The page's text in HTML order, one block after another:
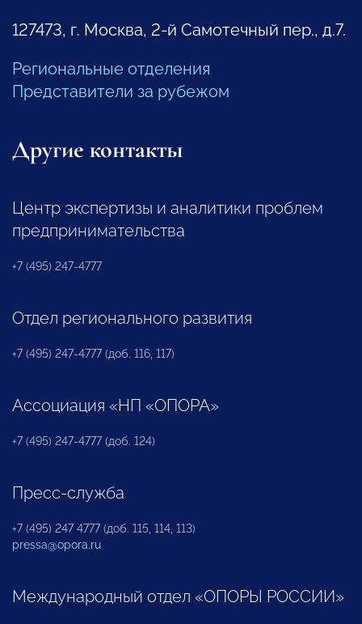
127473, г. Москва, 2-й Самотечный пер., д.7.
Региональные отделения
Представители за рубежом
Другие контакты
Центр экспертизы и аналитики проблем
предпринимательства
+7 (495) 247-4777
Отдел регионального развития
+7 (495) 247-4777 (доб. 116, 117)
Ассоциация «НП «ОПОРА»
+7 (495) 247-4777 (доб. 124)
Пресс-служба
+7 (495) 247 4777 (доб. 115, 114, 113)
pressa@opora.ru
Международный отдел «ОПОРЫ РОССИИ»